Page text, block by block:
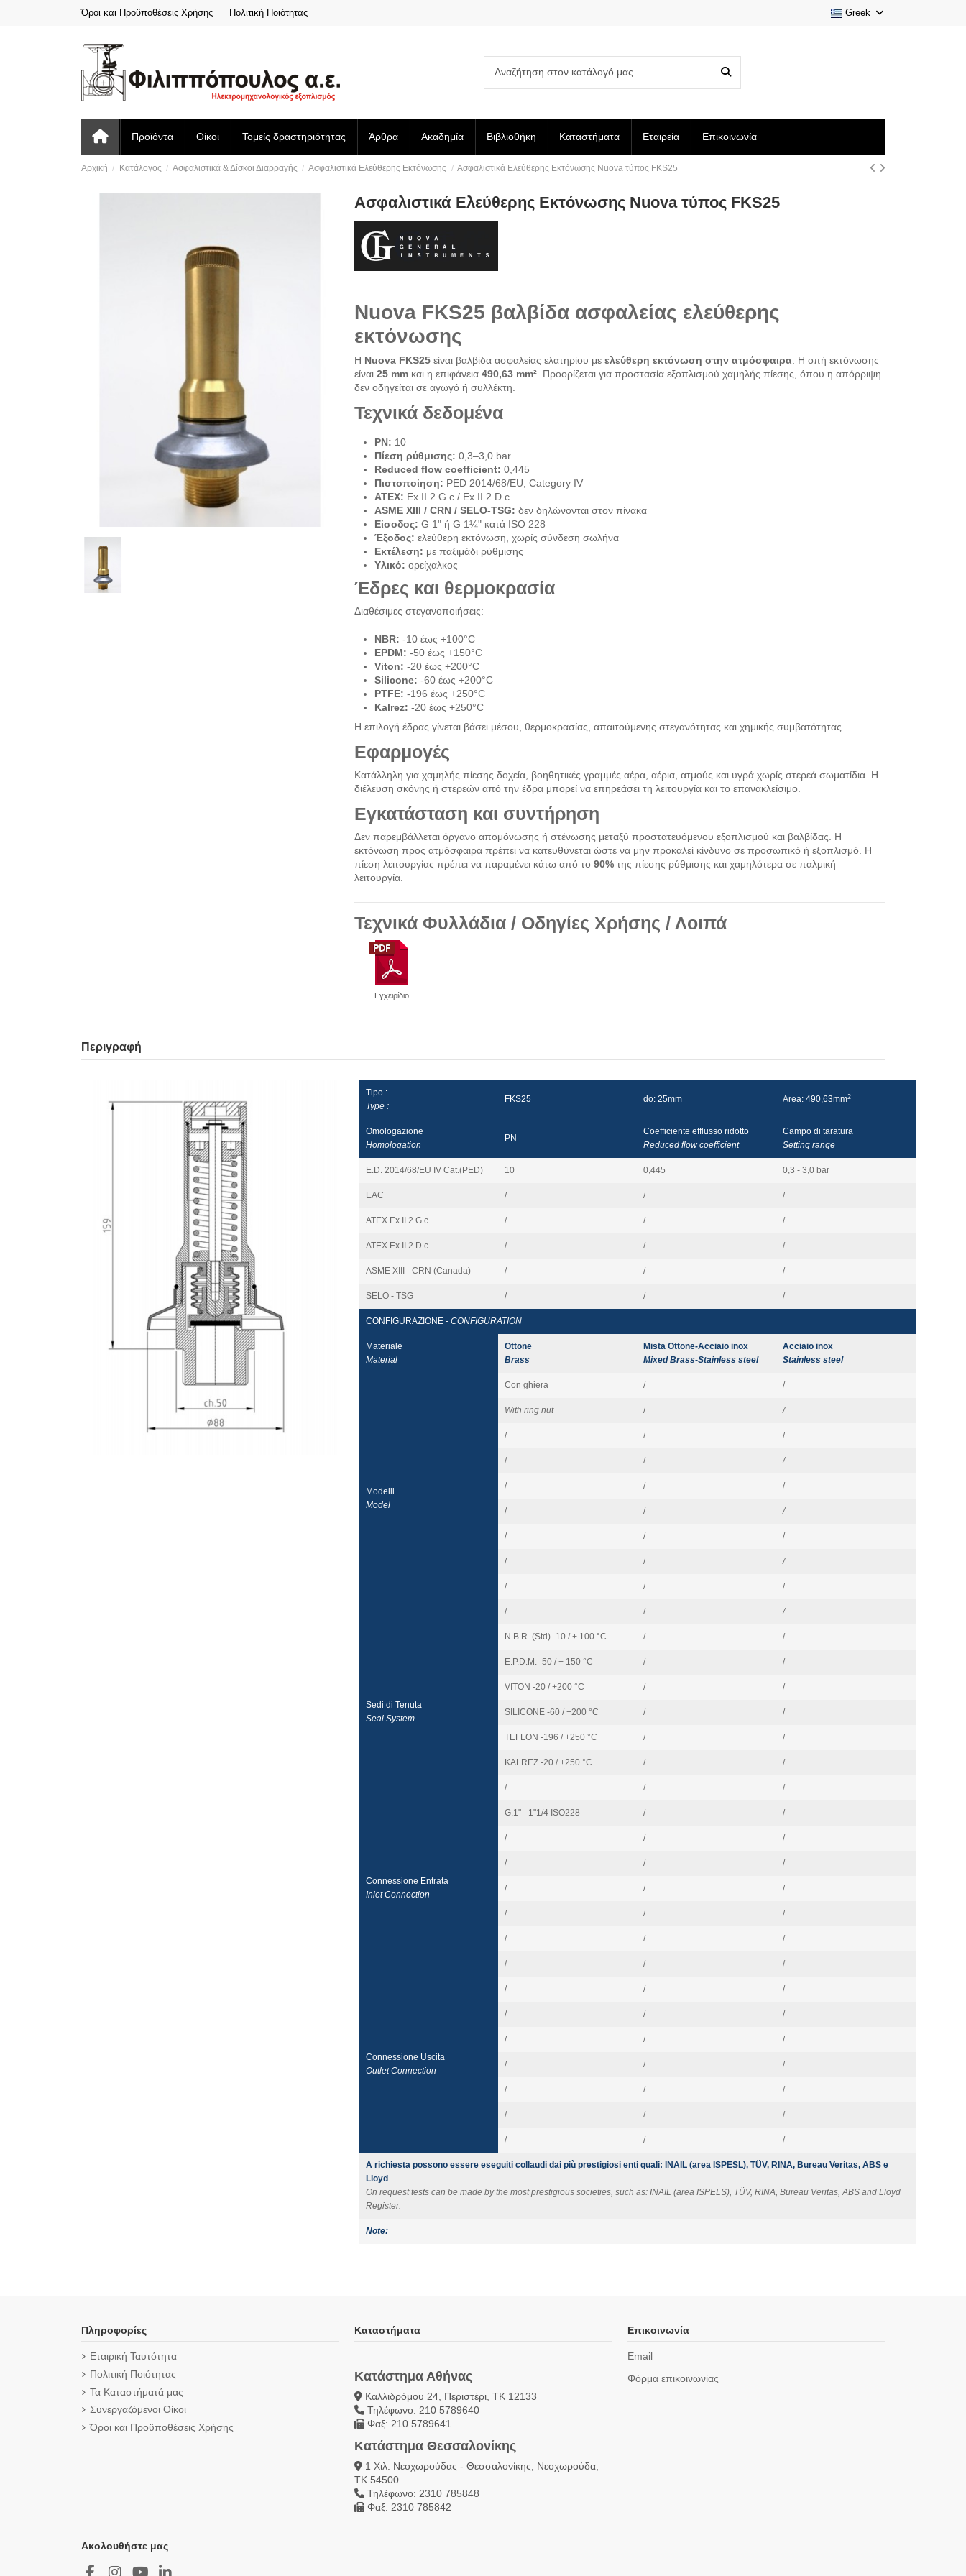
Όροι και Προϋποθέσεις Χρήσης Πολιτική Ποιότητας Greek
Προϊόντα Οίκοι Τομείς δραστηριότητας Άρθρα Ακαδημία Βιβλιοθήκη Καταστήματα Εταιρεία Επικοινωνία
Αρχική Κατάλογος Ασφαλιστικά & Δίσκοι Διαρραγής Ασφαλιστικά Ελεύθερης Εκτόνωσης Ασφαλιστικά Ελεύθερης Εκτόνωσης Nuova τύπος FKS25
Ασφαλιστικά Ελεύθερης Εκτόνωσης Nuova τύπος FKS25
Nuova FKS25 βαλβίδα ασφαλείας ελεύθερης
εκτόνωσης
Η Nuova FKS25είναι βαλβίδα ασφαλείας ελατηρίου με ελεύθερη εκτόνωση στην ατμόσφαιρα. Η οπή εκτόνωσης
είναι 25 mmκαι η επιφάνεια 490,63 mm². Προορίζεται για προστασία εξοπλισμού χαμηλής πίεσης, όπου η απόρριψη
δεν οδηγείται σε αγωγό ή συλλέκτη.
Τεχνικά δεδομένα
PN: 10
Πίεση ρύθμισης: 0,3–3,0 bar
Reduced flow coefficient: 0,445
Πιστοποίηση: PED 2014/68/EU, Category IV
ATEX: Ex II 2 G c / Ex II 2 D c
ASME XIII / CRN / SELO-TSG: δεν δηλώνονται στον πίνακα
Είσοδος: G 1" ή G 1¼" κατά ISO 228
Έξοδος: ελεύθερη εκτόνωση, χωρίς σύνδεση σωλήνα
Εκτέλεση: με παξιμάδι ρύθμισης
Υλικό: ορείχαλκος
Έδρες και θερμοκρασία
Διαθέσιμες στεγανοποιήσεις:
NBR: -10 έως +100°C
EPDM: -50 έως +150°C
Viton: -20 έως +200°C
Silicone: -60 έως +200°C
PTFE: -196 έως +250°C
Kalrez: -20 έως +250°C
Η επιλογή έδρας γίνεται βάσει μέσου, θερμοκρασίας, απαιτούμενης στεγανότητας και χημικής συμβατότητας.
Εφαρμογές
Κατάλληλη για χαμηλής πίεσης δοχεία, βοηθητικές γραμμές αέρα, αέρια, ατμούς και υγρά χωρίς στερεά σωματίδια. Η
διέλευση σκόνης ή στερεών από την έδρα μπορεί να επηρεάσει τη λειτουργία και το επανακλείσιμο.
Εγκατάσταση και συντήρηση
Δεν παρεμβάλλεται όργανο απομόνωσης ή στένωσης μεταξύ προστατευόμενου εξοπλισμού και βαλβίδας. Η
εκτόνωση προς ατμόσφαιρα πρέπει να κατευθύνεται ώστε να μην προκαλεί κίνδυνο σε προσωπικό ή εξοπλισμό. Η
πίεση λειτουργίας πρέπει να παραμένει κάτω από το 90%της πίεσης ρύθμισης και χαμηλότερα σε παλμική
λειτουργία.
Τεχνικά Φυλλάδια / Οδηγίες Χρήσης / Λοιπά
Εγχειρίδιο
Περιγραφή
Tipo :
Type :
FKS25 do: 25mm Area: 490,63mm2
Omologazione
Homologation
PN
Coefficiente efflusso ridotto
Reduced flow coefficient
Campo di taratura
Setting range
E.D. 2014/68/EU IV Cat.(PED) 10 0,445 0,3 - 3,0 bar
EAC / / /
ATEX Ex II 2 G c / / /
ATEX Ex II 2 D c / / /
ASME XIII - CRN (Canada) / / /
SELO - TSG / / /
CONFIGURAZIONE -CONFIGURATION
Materiale
Material
Ottone
Brass
Mista Ottone-Acciaio inox
Mixed Brass-Stainless steel
Acciaio inox
Stainless steel
Modelli
Model
Con ghiera / /
With ring nut / /
/ / /
/ / /
/ / /
/ / /
/ / /
/ / /
/ / /
/ / /
Sedi di Tenuta
Seal System
N.B.R. (Std) -10 / + 100 °C / /
E.P.D.M. -50 / + 150 °C / /
VITON -20 / +200 °C / /
SILICONE -60 / +200 °C / /
TEFLON -196 / +250 °C / /
KALREZ -20 / +250 °C / /
/ / /
Connessione Entrata
Inlet Connection
G.1" - 1"1/4 ISO228 / /
/ / /
/ / /
/ / /
/ / /
/ / /
/ / /
Connessione Uscita
Outlet Connection
/ / /
/ / /
/ / /
/ / /
/ / /
/ / /
/ / /
A richiesta possono essere eseguiti collaudi dai più prestigiosi enti quali: INAIL (area ISPESL), TÜV, RINA, Bureau Veritas, ABS e
Lloyd
On request tests can be made by the most prestigious societies, such as: INAIL (area ISPELS), TÜV, RINA, Bureau Veritas, ABS and Lloyd
Register.
Note:
Πληροφορίες
Εταιρική Ταυτότητα
Πολιτική Ποιότητας
Τα Καταστήματά μας
Συνεργαζόμενοι Οίκοι
Όροι και Προϋποθέσεις Χρήσης
Καταστήματα
Κατάστημα Αθήνας
Καλλιδρόμου 24, Περιστέρι, ΤΚ 12133
Τηλέφωνο: 210 5789640
Φαξ: 210 5789641
Κατάστημα Θεσσαλονίκης
1 Χιλ. Νεοχωρούδας - Θεσσαλονίκης, Νεοχωρούδα,
ΤΚ 54500
Τηλέφωνο: 2310 785848
Φαξ: 2310 785842
Επικοινωνία
Email
Φόρμα επικοινωνίας
Ακολουθήστε μας